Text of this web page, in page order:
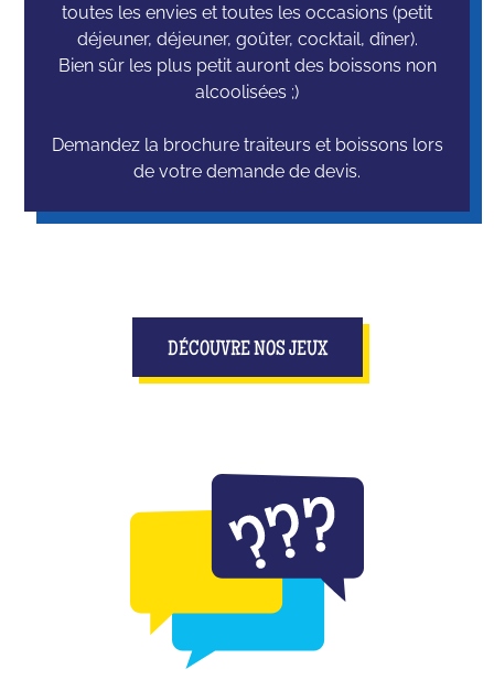
toutes les envies et toutes les occasions (petit
déjeuner, déjeuner, goûter, cocktail, dîner).
Bien sûr les plus petit auront des boissons non
alcoolisées ;)
Demandez la brochure traiteurs et boissons lors
de votre demande de devis.
DÉCOUVRE NOS JEUX